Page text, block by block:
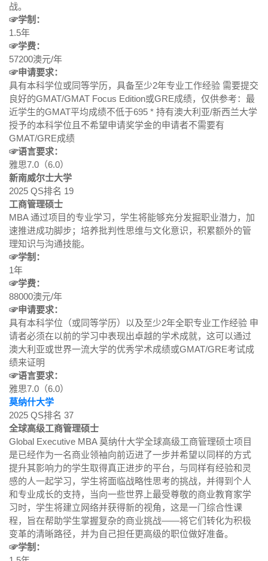
战。
☞学制：
1.5年
☞学费：
57200澳元/年
☞申请要求：
具有本科学位或同等学历，具备至少2年专业工作经验 需要提交
良好的GMAT/GMAT Focus Edition或GRE成绩，仅供参考：最
近学生的GMAT平均成绩不低于695 * 持有澳大利亚/新西兰大学
授予的本科学位且不希望申请奖学金的申请者不需要有
GMAT/GRE成绩
☞语言要求：
雅思7.0（6.0）
新南威尔士大学
2025 QS排名 19
工商管理硕士
MBA 通过项目的专业学习，学生将能够充分发掘职业潜力，加
速推进成功脚步；培养批判性思维与文化意识，积累额外的管
理知识与沟通技能。
☞学制：
1年
☞学费：
88000澳元/年
☞申请要求：
具有本科学位（或同等学历）以及至少2年全职专业工作经验 申
请者必须在以前的学习中表现出卓越的学术成就，这可以通过
澳大利亚或世界一流大学的优秀学术成绩或GMAT/GRE考试成
绩来证明
☞语言要求：
雅思7.0（6.0）
莫纳什大学
2025 QS排名 37
全球高级工商管理硕士
Global Executive MBA 莫纳什大学全球高级工商管理硕士项目
是已经作为一名商业领袖向前迈进了一步并希望以同样的方式
提升其影响力的学生取得真正进步的平台，与同样有经验和灵
感的人一起学习，学生将面临战略性思考的挑战，并得到个人
和专业成长的支持，当向一些世界上最受尊敬的商业教育家学
习时，学生将建立网络并获得新的视角，这是一门综合性课
程，旨在帮助学生掌握复杂的商业挑战——将它们转化为积极
变革的清晰路径，并为自己担任更高级的职位做好准备。
☞学制：